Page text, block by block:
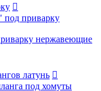

приварку
нержавеющие
латунь 
под хомуты